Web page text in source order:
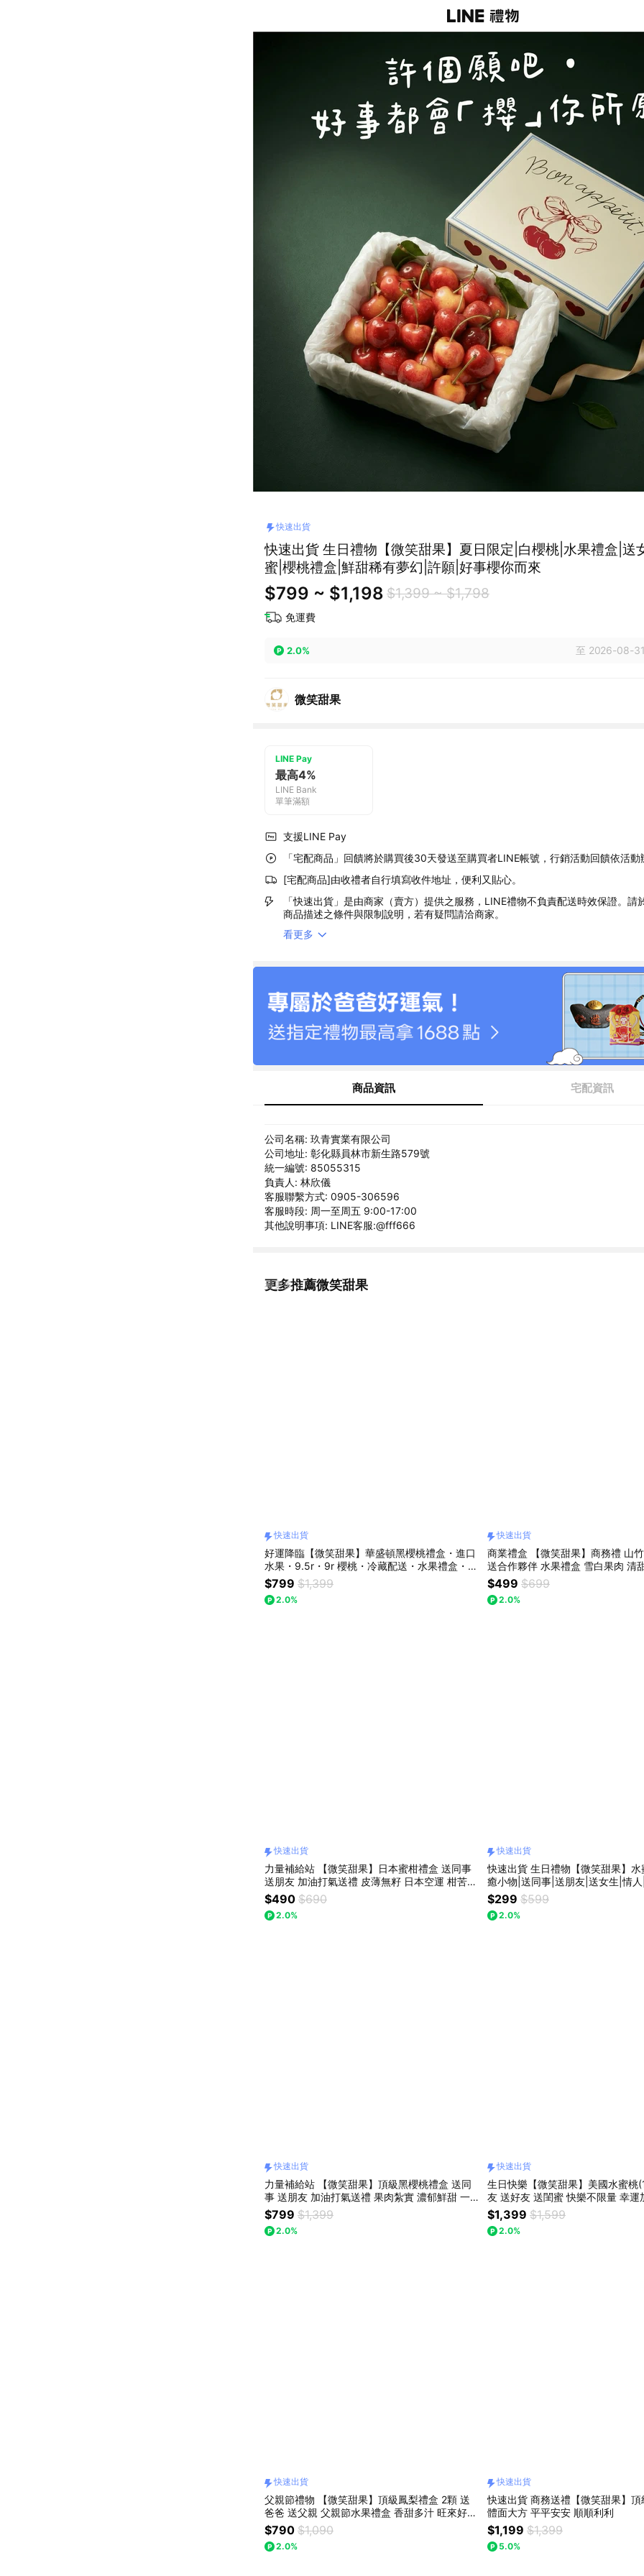
快速出貨
快速出貨 生日禮物【微笑甜果】夏日限定|白櫻桃|水果禮盒|送
蜜|櫻桃禮盒|鮮甜稀有夢幻|許願|好事櫻你而來
$799 ~ $1,198 $1,399 ~ $1,798
免運費
2.0% 至 2026-08-
微笑甜果
LINE Pay
最高4%
LINE Bank
單筆滿額
支援LINE Pay
「宅配商品」回饋將於購買後30天發送至購買者LINE帳號，行銷活動回饋依活動
[宅配商品]由收禮者自行填寫收件地址，便利又貼心。
「快速出貨」是由商家（賣方）提供之服務，LINE禮物不負責配送時效保證。請
商品描述之條件與限制說明，若有疑問請洽商家。
看更多
商品資訊 宅配資訊
公司名稱: 玖青實業有限公司
公司地址: 彰化縣員林市新生路579號
統一編號: 85055315
負責人: 林欣儀
客服聯繫方式: 0905-306596
客服時段: 周一至周五 9:00-17:00
其他說明事項: LINE客服:@fff666
更多推薦微笑甜果
看更多
快速出貨
好運降臨【微笑甜果】華盛頓黑櫻桃禮盒・進口
水果・9.5r・9r 櫻桃・冷藏配送・水果禮盒・快
速出貨
$799 $1,399
2.0%
快速出貨
商業禮盒 【微笑甜果】商務禮 山
送合作夥伴 水果禮盒 雪白果肉 清
升 竹報平安 隔日快速出貨
$499 $699
2.0%
快速出貨
力量補給站 【微笑甜果】日本蜜柑禮盒 送同事
送朋友 加油打氣送禮 皮薄無籽 日本空運 柑苦與
共 我陪你 快速出貨
$490 $690
2.0%
快速出貨
快速出貨 生日禮物【微笑甜果】
癒小物|送同事|送朋友|送女生|情
果|禮盒|高顏值|好氣色|好心情
$299 $599
2.0%
快速出貨
力量補給站 【微笑甜果】頂級黑櫻桃禮盒 送同
事 送朋友 加油打氣送禮 果肉紮實 濃郁鮮甜 一
舉奪櫻 你一定行 快速出貨
$799 $1,399
2.0%
快速出貨
生日快樂【微笑甜果】美國水蜜桃
友 送好友 送閨蜜 快樂不限量 幸運加倍月 健康
$1,399 $1,599
2.0%
快速出貨
父親節禮物 【微笑甜果】頂級鳳梨禮盒 2顆 送
爸爸 送父親 父親節水果禮盒 香甜多汁 旺來好運
爸 願你好運旺來 快速出貨
$790 $1,090
2.0%
快速出貨
快速出貨 商務送禮【微笑甜果】
體面大方 平平安安 順順利利
$1,199 $1,399
5.0%